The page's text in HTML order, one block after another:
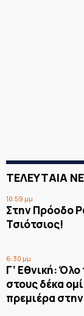
ΤΕΛΕΥΤΑΙΑ
10:59 μμ
Στην Πρόοδο
Τσιότσιος!
6:30 μμ
Γ’ Εθνική:
στους δέκα
πρεμιέρα